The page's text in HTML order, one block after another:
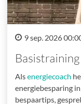
9 sep. 2026
Alsenergiecoach
energiebesparing
bespaartips,